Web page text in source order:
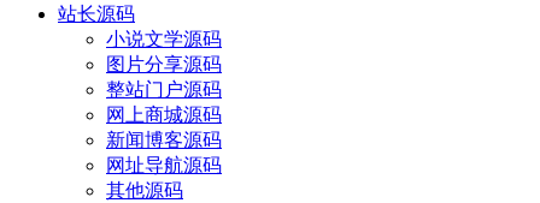
站长源码
小说文学源码
图片分享源码
整站门户源码
网上商城源码
新闻博客源码
网址导航源码
其他源码